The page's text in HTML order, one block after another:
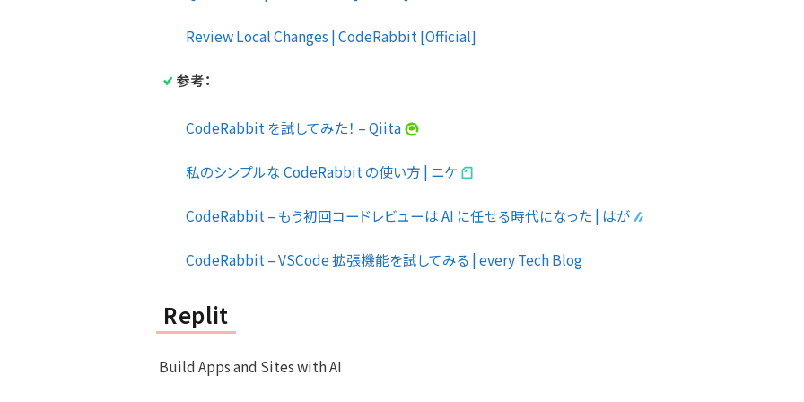
Review Local Changes | CodeRabbit [Official]
参考：
CodeRabbit を試してみた！ – Qiita
私のシンプルな CodeRabbit の使い方 | ニケ
CodeRabbit – もう初回コードレビューは AI に任せる時代になった | はが
CodeRabbit – VSCode 拡張機能を試してみる | every Tech Blog
Replit
Build Apps and Sites with AI